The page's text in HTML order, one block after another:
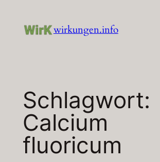
Inhalt
wirkungen.info
Schlagwort:
Calcium
fluoricum